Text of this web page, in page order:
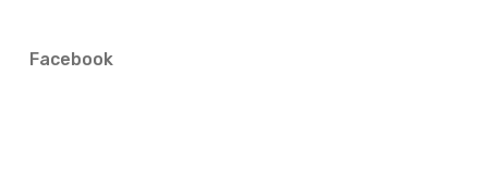
Facebook